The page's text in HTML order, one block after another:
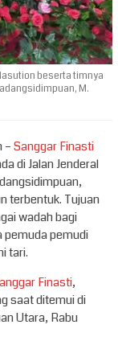
beserta timnya
M.
–Sanggar Finasti
di Jalan Jenderal
terbentuk. Tujuan
wadah bagi
pemuda pemudi
tari.
Finasti,
saat ditemui di
Utara, Rabu